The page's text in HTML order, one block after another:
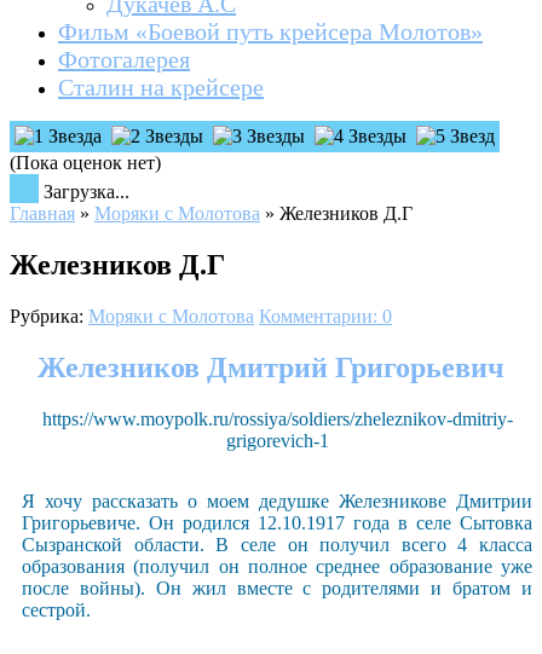
Фильм «Боевой путь крейсера Молотов»
Фотогалерея
Сталин на крейсере
(Пока оценок нет)
Загрузка...
Главная » Моряки с Молотова » Железников Д.Г
Железников Д.Г
Рубрика: Моряки с Молотова Комментарии: 0
Железников Дмитрий Григорьевич
https://www.moypolk.ru/rossiya/soldiers/zheleznikov-dmitriy-
grigorevich-1
Я хочу рассказать о моем дедушке Железникове Дмитрии
Григорьевиче. Он родился 12.10.1917 года в селе Сытовка
Сызранской области. В селе он получил всего 4 класса
образования (получил он полное среднее образование уже
после войны). Он жил вместе с родителями и братом и
сестрой.